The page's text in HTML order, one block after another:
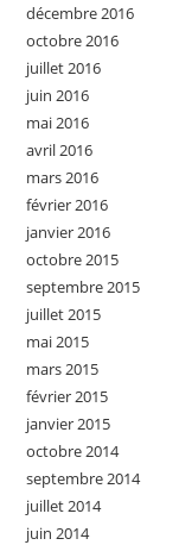
décembre 2016
octobre 2016
juillet 2016
juin 2016
mai 2016
avril 2016
mars 2016
février 2016
janvier 2016
octobre 2015
septembre 2015
juillet 2015
mai 2015
mars 2015
février 2015
janvier 2015
octobre 2014
septembre 2014
juillet 2014
juin 2014